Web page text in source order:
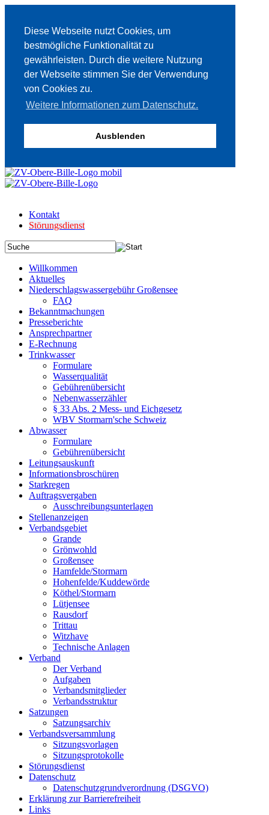
Diese Webseite nutzt Cookies, um
bestmögliche Funktionalität zu
gewährleisten. Durch die weitere Nutzung
der Webseite stimmen Sie der Verwendung
von Cookies zu.
Weitere Informationen zum Datenschutz.
Ausblenden
Kontakt
Störungsdienst
Willkommen
Aktuelles
Niederschlagswassergebühr Großensee
FAQ
Bekanntmachungen
Presseberichte
Ansprechpartner
E-Rechnung
Trinkwasser
Formulare
Wasserqualität
Gebührenübersicht
Nebenwasserzähler
§ 33 Abs. 2 Mess- und Eichgesetz
WBV Stormarn'sche Schweiz
Abwasser
Formulare
Gebührenübersicht
Leitungsauskunft
Informationsbroschüren
Starkregen
Auftragsvergaben
Ausschreibungsunterlagen
Stellenanzeigen
Verbandsgebiet
Grande
Grönwohld
Großensee
Hamfelde/Stormarn
Hohenfelde/Kuddewörde
Köthel/Stormarn
Lütjensee
Rausdorf
Trittau
Witzhave
Technische Anlagen
Verband
Der Verband
Aufgaben
Verbandsmitglieder
Verbandsstruktur
Satzungen
Satzungsarchiv
Verbandsversammlung
Sitzungsvorlagen
Sitzungsprotokolle
Störungsdienst
Datenschutz
Datenschutzgrundverordnung (DSGVO)
Erklärung zur Barrierefreiheit
Links